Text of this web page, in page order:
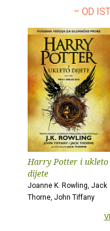
– OD
Harry Potter i ukleto
dijete
Joanne K. Rowling, Jack
Thorne, John Tiffany